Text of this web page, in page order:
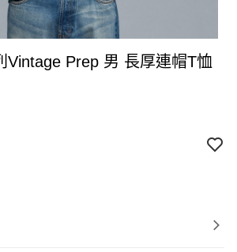
Vintage Prep 男 長厚連帽T恤